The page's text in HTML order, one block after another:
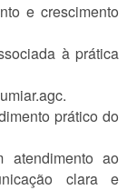
e crescimento
à prática
prático do
ao
clara e